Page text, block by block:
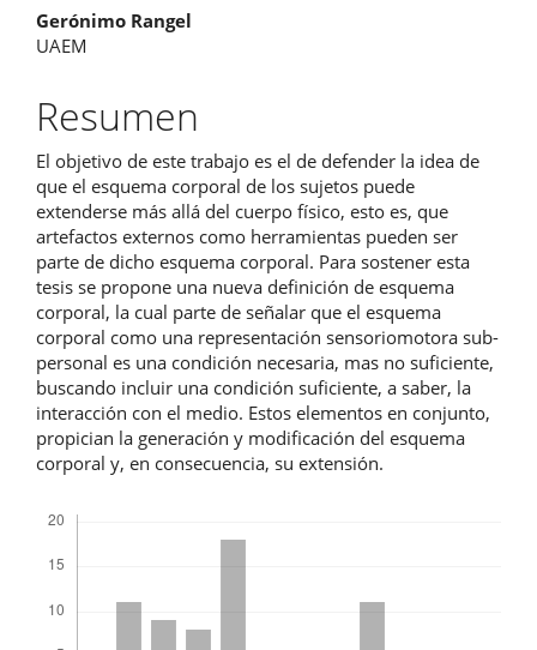
Contenido
principal
del
artículo
Gerónimo Rangel
UAEM
Resumen
El objetivo de este trabajo es el de defender la idea de
que el esquema corporal de los sujetos puede
extenderse más allá del cuerpo físico, esto es, que
artefactos externos como herramientas pueden ser
parte de dicho esquema corporal. Para sostener esta
tesis se propone una nueva definición de esquema
corporal, la cual parte de señalar que el esquema
corporal como una representación sensoriomotora sub-
personal es una condición necesaria, mas no suficiente,
buscando incluir una condición suficiente, a saber, la
interacción con el medio. Estos elementos en conjunto,
propician la generación y modificación del esquema
corporal y, en consecuencia, su extensión.